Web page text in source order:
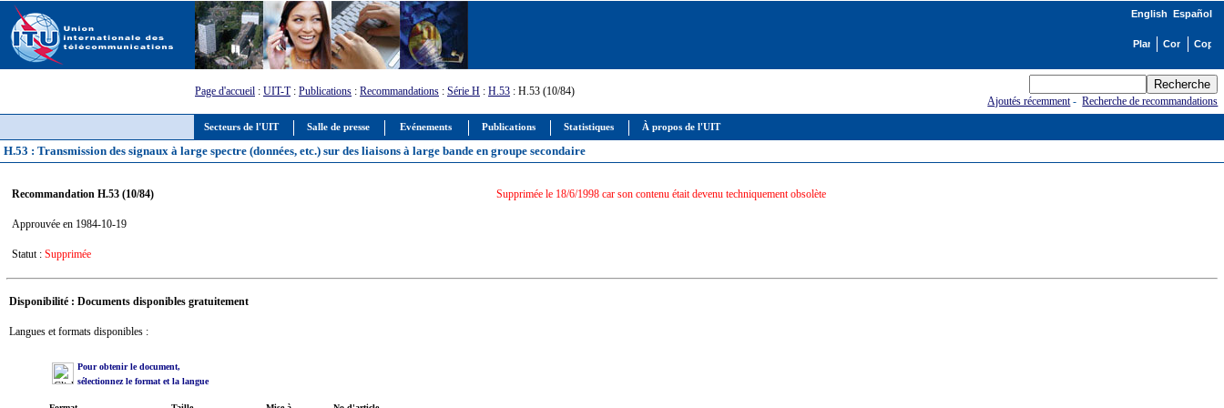
Secteurs de l'UIT Salle de presse Evénements Publications Statistiques À propos de l'UIT
English Español
Page d'accueil : UIT-T: Publications : Recommandations : Série H : H.53 : H.53 (10/84)
Ajoutés récemment-Recherche de recommandations
H.53 : Transmission des signaux à large spectre (données, etc.) sur des liaisons à large bande en groupe secondaire
Recommandation H.53 (10/84)
Approuvée en 1984-10-19
Statut : Supprimée
Supprimée le 18/6/1998 car son contenu était devenu techniquement obsolète
Disponibilité : Documents disponibles gratuitement
Langues et formats disponibles :
Pour obtenir le document,
sélectionnez le format et la langue